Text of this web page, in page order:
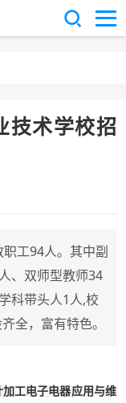
技术学校招
工94人。其中副
、双师型教师34
科带头人1人,校
全，富有特色。
工电子电器应用与维